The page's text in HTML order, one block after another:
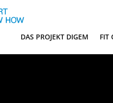
DAS PROJEKT DIGEM FIT